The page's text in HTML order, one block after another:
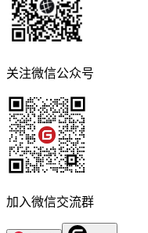
关注微信公众号
加入微信交流群